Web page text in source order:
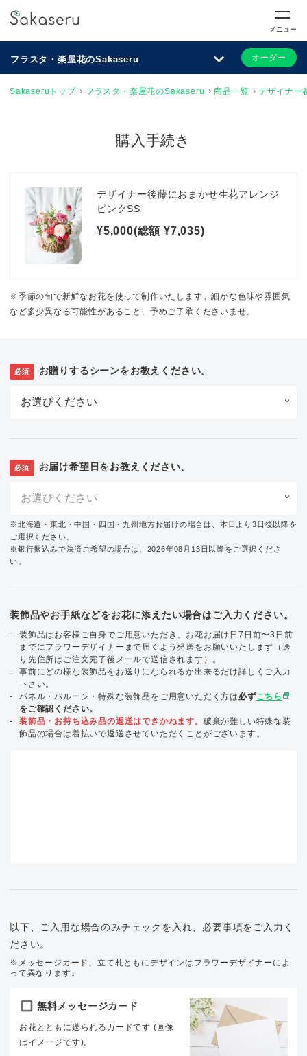
メニュー
フラスタ・楽屋花のSakaseru オーダー
Sakaseruトップ フラスタ・楽屋花のSakaseru 商品一覧 デザイナー
購入手続き
デザイナー後藤におまかせ生花アレンジ
ピンクSS
¥5,000(総額 ¥7,035)
※季節の旬で新鮮なお花を使って制作いたします。細かな色味や雰囲気
など多少異なる可能性があること、予めご了承くださいませ。
必須 お贈りするシーンをお教えください。
必須 お届け希望日をお教えください。
※北海道・東北・中国・四国・九州地方お届けの場合は、本日より3日後以降を
ご選択ください。
※銀行振込みで決済ご希望の場合は、2026年08月13日以降をご選択くださ
い。
装飾品やお手紙などをお花に添えたい場合はご入力ください。
装飾品はお客様ご自身でご用意いただき、お花お届け日7日前〜3日前
までにフラワーデザイナーまで届くよう発送をお願いいたします（送
り先住所はご注文完了後メールで送信されます）。
事前にどの様な装飾品をお送りになられるか出来るだけ詳しくご入力
下さい。
パネル・バルーン・特殊な装飾品をご用意いただく方は 必ずこちら select_window
をご確認ください。
装飾品・お持ち込み品の返送はできかねます。 破棄が難しい特殊な装
飾品の場合は着払いで返送させていただくことがございます。
以下、ご入用な場合のみチェックを入れ、必要事項をご入力く
ださい。
※メッセージカード、立て札ともにデザインはフラワーデザイナーによ
って異なります。
無料メッセージカード
お花とともに送られるカードです (画像
はイメージです)。